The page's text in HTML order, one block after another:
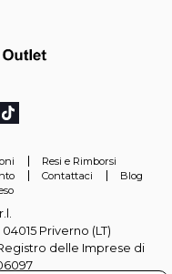
Resi e Rimborsi
Contattaci
Blog
Priverno (LT)
delle Imprese di